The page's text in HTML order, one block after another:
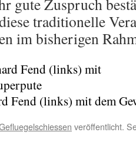
gute Zuspruch
traditionelle
im bisherigen
Fend (links) mit dem
veröffentlicht.